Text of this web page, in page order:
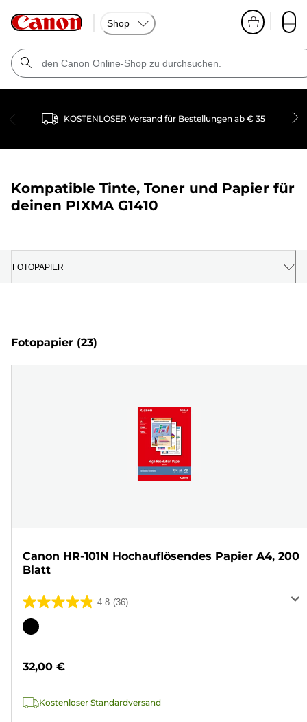
Shop
KOSTENLOSER Versand für Bestellungen ab € 35
Kompatible Tinte, Toner und Papier für
deinen PIXMA G1410
FOTOPAPIER
Fotopapier (23)
Canon HR-101N Hochauflösendes Papier A4, 200
Blatt
4.8 (36)
4.8
von
36
Farbpatrone
32,00 €
Kostenloser Standardversand